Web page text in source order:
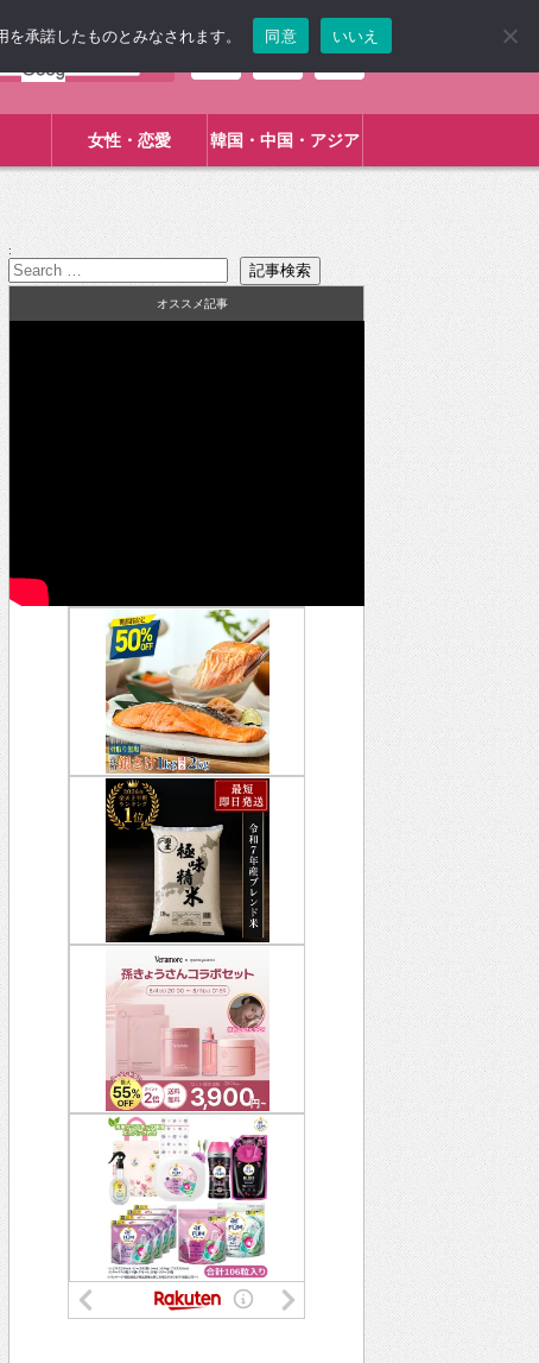
女性・恋愛 韓国・中国・アジア
:
オススメ記事
承諾したものとみなされます。 同意 いいえ